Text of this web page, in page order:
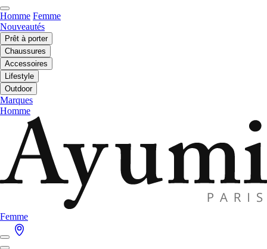
Homme Femme
Nouveautés
Prêt à porter
Chaussures
Accessoires
Lifestyle
Outdoor
Marques
Homme
Femme